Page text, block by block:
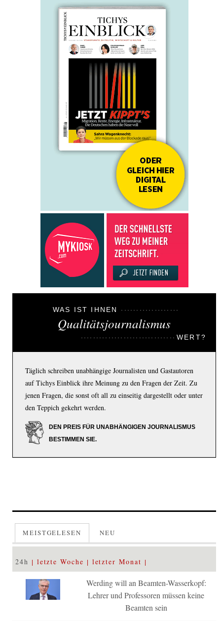
WAS IST IHNEN
Qualitätsjournalismus
WERT?
Täglich schreiben unabhängige Journalisten und Gastautoren
auf Tichys Einblick ihre Meinung zu den Fragen der Zeit. Zu
jenen Fragen, die sonst oft all zu einseitig dargestellt oder unter
den Teppich gekehrt werden.
DEN PREIS FÜR UNABHÄNGIGEN JOURNALISMUS
BESTIMMEN SIE.
MEISTGELESEN NEU
24h letzte Woche letzter Monat
Werding will an Beamten-Wasserkopf:
Lehrer und Professoren müssen keine
Beamten sein